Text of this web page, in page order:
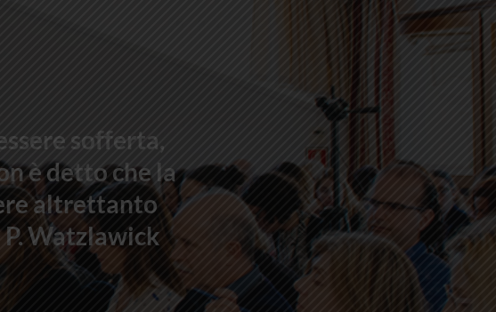
sofferta,
è detto che la
altrettanto
Watzlawick